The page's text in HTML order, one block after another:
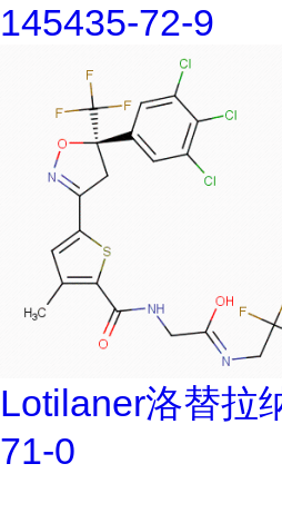
145435-72-9
Lotilaner洛替拉
71-0